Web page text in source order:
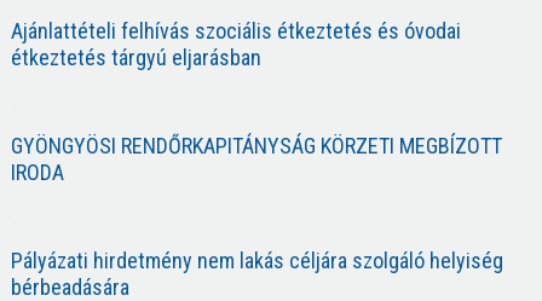
Ajánlattételi felhívás szociális étkeztetés és óvodai
étkeztetés tárgyú eljarásban
GYÖNGYÖSI RENDŐRKAPITÁNYSÁG KÖRZETI MEGBÍZOTT
IRODA
Pályázati hirdetmény nem lakás céljára szolgáló helyiség
bérbeadására